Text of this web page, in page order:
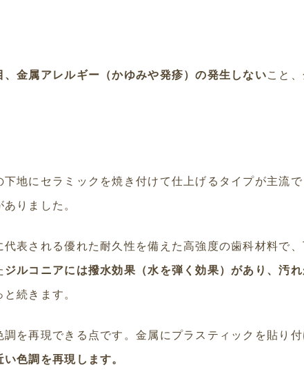
金属アレルギー（かゆみや発疹）の発生しないこと
地にセラミックを焼き付けて仕上げるタイプが主流
りました。
表される優れた耐久性を備えた高強度の歯科材料で
ジルコニアには撥水効果（水を弾く効果）があり、汚れ
続きます。
を再現できる点です。金属にプラスティックを貼り
色調を再現します。